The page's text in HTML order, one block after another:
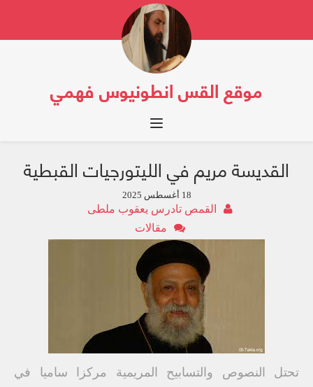
موقع القس انطونيوس فهمي
Toggle navigation
القديسة مريم في الليتورجيات القبطية
18 أغسطس 2025
القمص تادرس يعقوب ملطى
مقالات
تحتل النصوص والتسابيح المريمية مركزا ساميا في